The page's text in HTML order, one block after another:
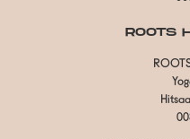
ROOTS